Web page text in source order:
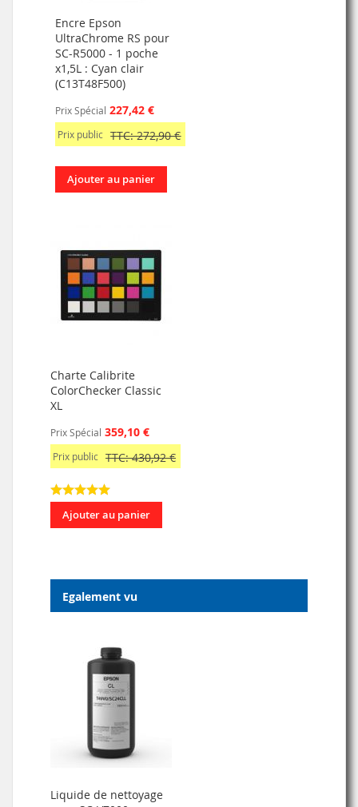
Encre Epson
UltraChrome RS pour
SC-R5000 - 1 poche
x1,5L : Cyan clair
(C13T48F500)
Prix Spécial 227,42 €
Prix public TTC: 272,90 €
Ajouter au panier
Charte Calibrite
ColorChecker Classic
XL
Prix Spécial 359,10 €
Prix public TTC: 430,92 €
Ajouter au panier
Egalement vu
Liquide de nettoyage